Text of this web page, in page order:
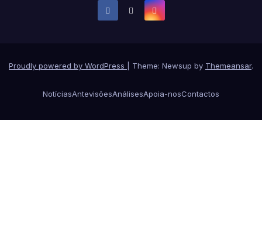
Proudly powered by WordPress Theme: Newsup by Themeansar.
NotíciasAntevisõesAnálisesApoia-nosContactos